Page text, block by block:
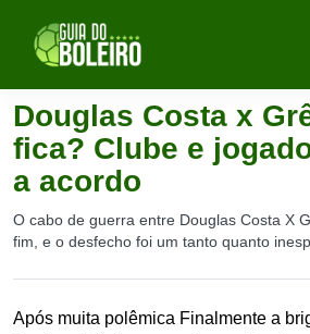
Douglas Costa x
fica? Clube e
a acordo
O cabo de guerra entre Douglas Costa X
fim, e o desfecho foi um tanto quanto
Após muita polêmica Finalmente a